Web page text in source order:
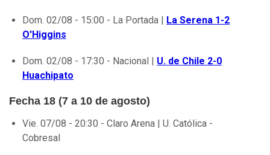
Dom. 02/08 - 15:00 - La Portada | La Serena 1-2
O'Higgins
Dom. 02/08 - 17:30 - Nacional | U. de Chile 2-0
Huachipato
Fecha 18 (7 a 10 de agosto)
Vie. 07/08 - 20:30 - Claro Arena | U. Católica -
Cobresal